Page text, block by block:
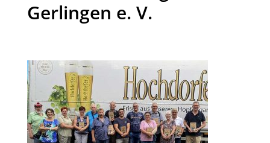
Gerlingen e. V.